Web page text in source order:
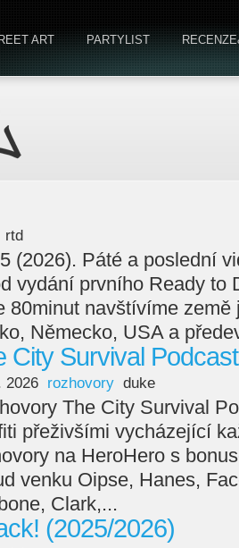
ART PARTYLIST
rtd
(2026). Páté a poslední
vydání prvního Ready to
80minut navštívíme
Německo, USA a
City Survival Podcast
2026 rozhovory duke
The City Survival
přeživšími vycházející
na HeroHero s
venku Oipse, Hanes,
Clark,...
(2025/2026)